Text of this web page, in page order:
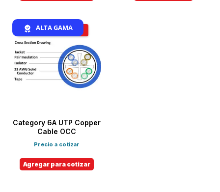
CONSULTAR STOCK
ALTA GAMA
Category 6A UTP Copper
Cable OCC
Precio a cotizar
Agregar para cotizar